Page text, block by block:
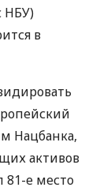
НБУ)
в
Нацбанка,
активов
81-е место